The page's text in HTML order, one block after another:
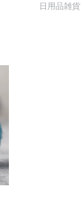
日用品雑貨